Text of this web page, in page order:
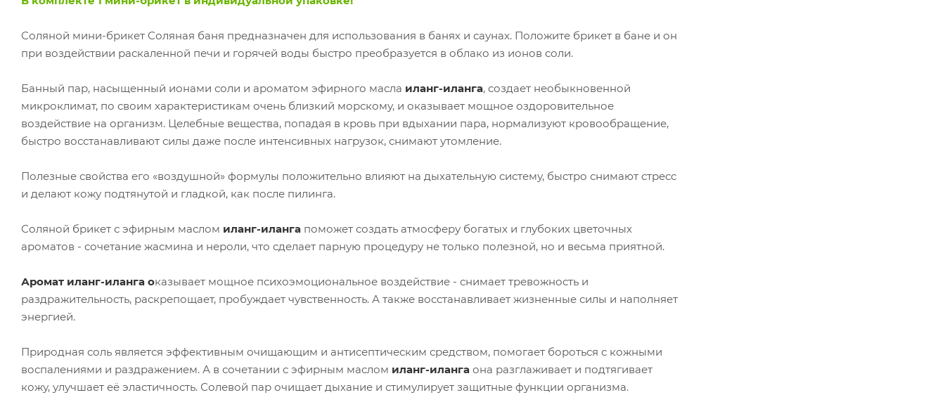
Соляной мини-брикет Соляная баня предназначен для использования в банях и саунах. Положите брикет в бане и он
при воздействии раскаленной печи и горячей воды быстро преобразуется в облако из ионов соли.
Банный пар, насыщенный ионами соли и ароматом эфирного масла иланг-иланга, создает необыкновенной
микроклимат, по своим характеристикам очень близкий морскому, и оказывает мощное оздоровительное
воздействие на организм. Целебные вещества, попадая в кровь при вдыхании пара, нормализуют кровообращение,
быстро восстанавливают силы даже после интенсивных нагрузок, снимают утомление.
Полезные свойства его «воздушной» формулы положительно влияют на дыхательную систему, быстро снимают стресс
и делают кожу подтянутой и гладкой, как после пилинга.
Соляной брикет с эфирным маслом иланг-иланга поможет создать атмосферу богатых и глубоких цветочных
ароматов - сочетание жасмина и нероли, что сделает парную процедуру не только полезной, но и весьма приятной.
Аромат иланг-иланга оказывает мощное психоэмоциональное воздействие - снимает тревожность и
раздражительность, раскрепощает, пробуждает чувственность. А также восстанавливает жизненные силы и наполняет
энергией.
Природная соль является эффективным очищающим и антисептическим средством, помогает бороться с кожными
воспалениями и раздражением. А в сочетании с эфирным маслом иланг-иланга она разглаживает и подтягивает
кожу, улучшает её эластичность. Солевой пар очищает дыхание и стимулирует защитные функции организма.